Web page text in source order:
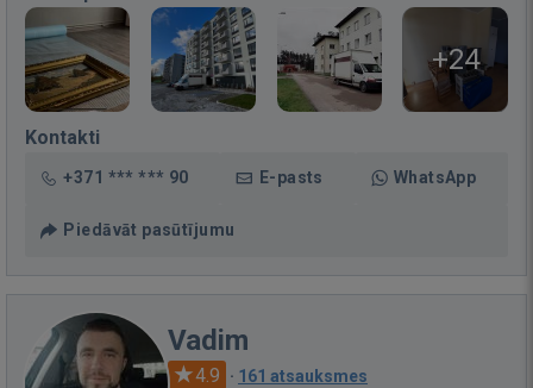
+24
Kontakti
+371 *** *** 90 E-pasts WhatsApp
Piedāvāt pasūtījumu
Vadim
4.9 · 161 atsauksmes